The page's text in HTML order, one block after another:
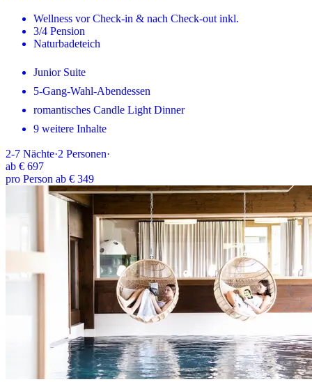
Wellness vor Check-in & nach Check-out inkl.
3/4 Pension
Naturbadeteich
Junior Suite
5-Gang-Wahl-Abendessen
romantisches Candle Light Dinner
9 weitere Inhalte
2-7 Nächte·2 Personen·
ab € 697
pro Person ab € 349